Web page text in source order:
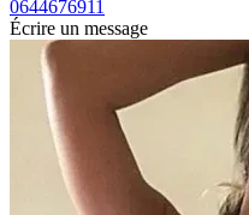
0644676911
Écrire un message